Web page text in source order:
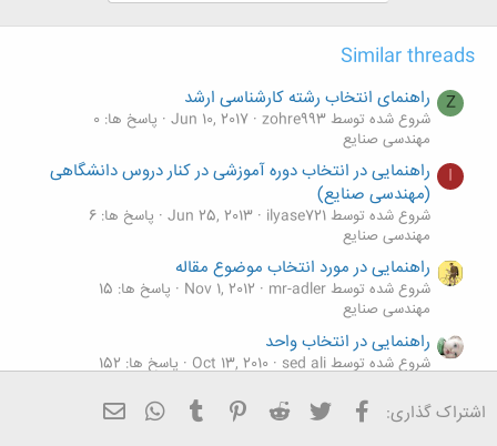
Similar threads
Z راهنمای انتخاب رشته کارشناسی ارشد
شروع شده توسط zohre993 Jun 10, 2017 پاسخ ها: 0
مهندسی صنایع
I
راهنمایی در انتخاب دوره آموزشی در کنار دروس دانشگاهی
(مهندسی صنایع)
شروع شده توسط ilyase721 Jun 25, 2013 پاسخ ها: 6
مهندسی صنایع
راهنمایی در مورد انتخاب موضوع مقاله
شروع شده توسط mr-adler Nov 1, 2012
پاسخ ها: 15
مهندسی صنایع
راهنمایی در انتخاب واحد
شروع شده توسط sed ali Oct 13, 2010
پاسخ ها: 152
مشاوره انتخاب رشته ( کنکور سراسری)اشتراک گذاری: فیسبوک تویتر Reddit
Pinterest
Tumblr
WhatsApp